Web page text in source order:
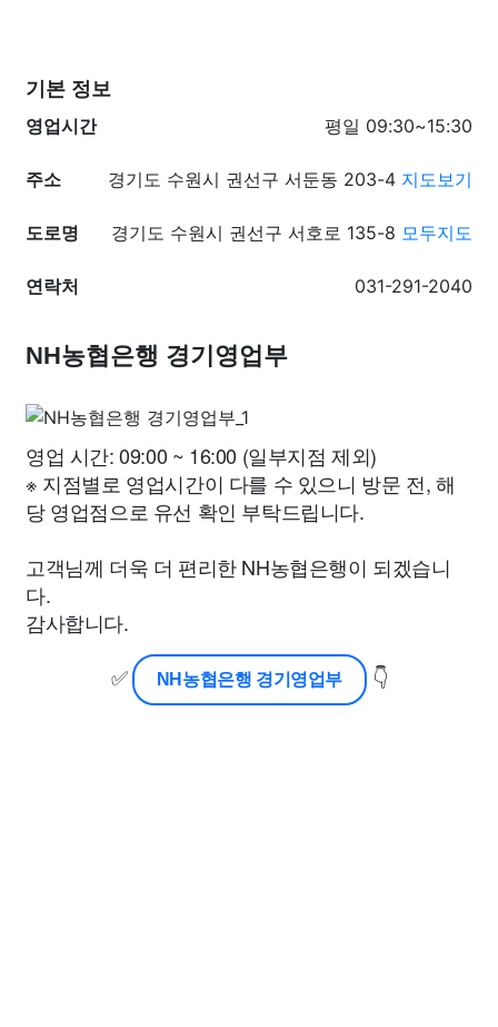
기본 정보
영업시간
평일 09:30~15:30
주소 경기도 수원시 권선구 서둔동 203-4 지도보기
도로명 경기도 수원시 권선구 서호로 135-8 모두지도
연락처 031-291-2040
NH농협은행 경기영업부
영업 시간: 09:00 ~ 16:00 (일부지점 제외)
※ 지점별로 영업시간이 다를 수 있으니 방문 전, 해
당 영업점으로 유선 확인 부탁드립니다.
고객님께 더욱 더 편리한 NH농협은행이 되겠습니
다.
감사합니다.
✅
NH농협은행 경기영업부 👇